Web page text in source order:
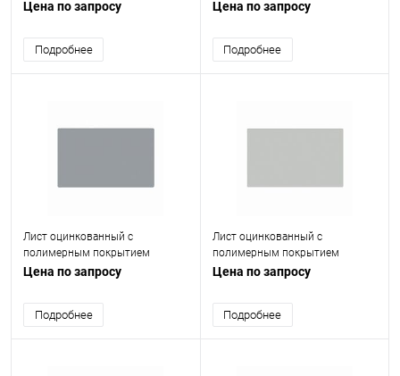
(окрашенный) 0.4 мм RAL 3005
Цена по запросу
Подробнее
(окрашенный) 1.5 мм RAL 1015
Цена по запросу
Подробнее
Лист оцинкованный с
полимерным покрытием
(окрашенный) 0.75 мм RAL 7040
Цена по запросу
Подробнее
Лист оцинкованный с
полимерным покрытием
(окрашенный) 0.75 мм RAL 7035
Цена по запросу
Подробнее